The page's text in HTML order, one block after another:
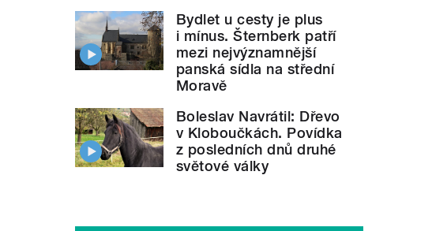
Bydlet u cesty je plus
i mínus. Šternberk patří
mezi nejvýznamnější
panská sídla na střední
Moravě
Boleslav Navrátil: Dřevo
v Kloboučkách. Povídka
z posledních dnů druhé
světové války